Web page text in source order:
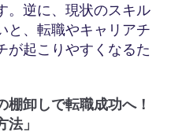
。逆に、現状のスキル
と、転職やキャリアチ
が起こりやすくなるた
棚卸しで転職成功へ！
」